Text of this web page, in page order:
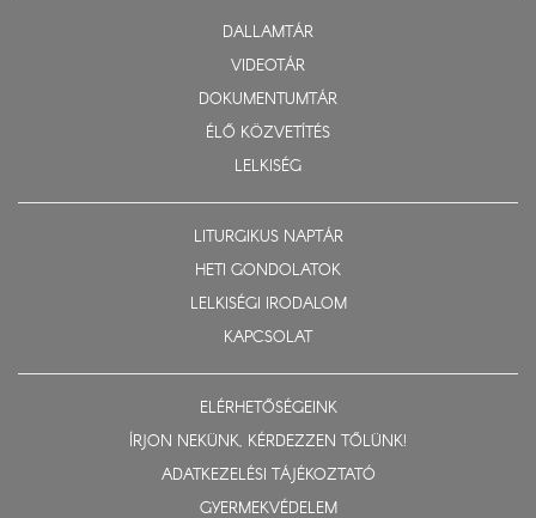
DALLAMTÁR
VIDEOTÁR
DOKUMENTUMTÁR
ÉLŐ KÖZVETÍTÉS
LELKISÉG
LITURGIKUS NAPTÁR
HETI GONDOLATOK
LELKISÉGI IRODALOM
KAPCSOLAT
ELÉRHETŐSÉGEINK
ÍRJON NEKÜNK, KÉRDEZZEN TŐLÜNK!
ADATKEZELÉSI TÁJÉKOZTATÓ
GYERMEKVÉDELEM